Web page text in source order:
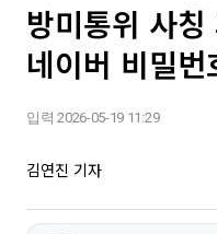
방미통위 사
네이버 비밀번
입력 2026-05-19 11:29
김연진 기자